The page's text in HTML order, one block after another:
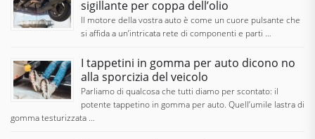
sigillante per coppa dell’olio
Il motore della vostra auto è come un cuore pulsante che
si affida a un’intricata rete di componenti e parti …
I tappetini in gomma per auto dicono no
alla sporcizia del veicolo
Parliamo di qualcosa che tutti diamo per scontato: il
potente tappetino in gomma per auto. Quell’umile lastra di
gomma testurizzata …